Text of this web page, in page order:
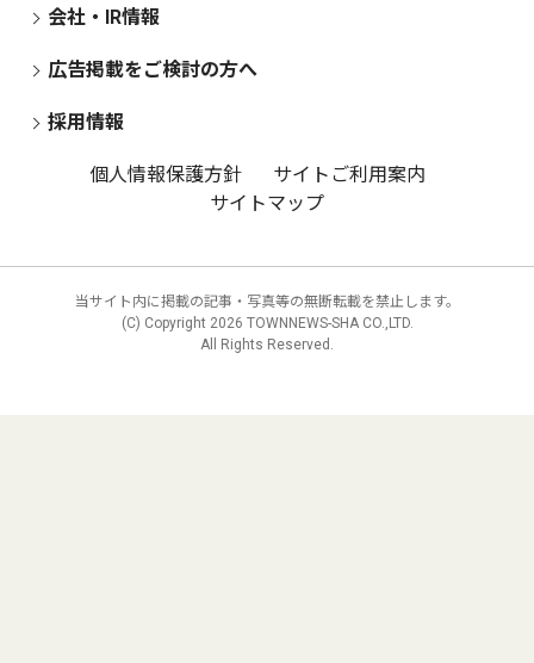
会社・IR情報
広告掲載をご検討の方へ
採用情報
個人情報保護方針
サイトご利用案内
サイトマップ
当サイト内に掲載の記事・写真等の無断転載を禁止します。
(C) Copyright 2026 TOWNNEWS-SHA CO.,LTD.
All Rights Reserved.